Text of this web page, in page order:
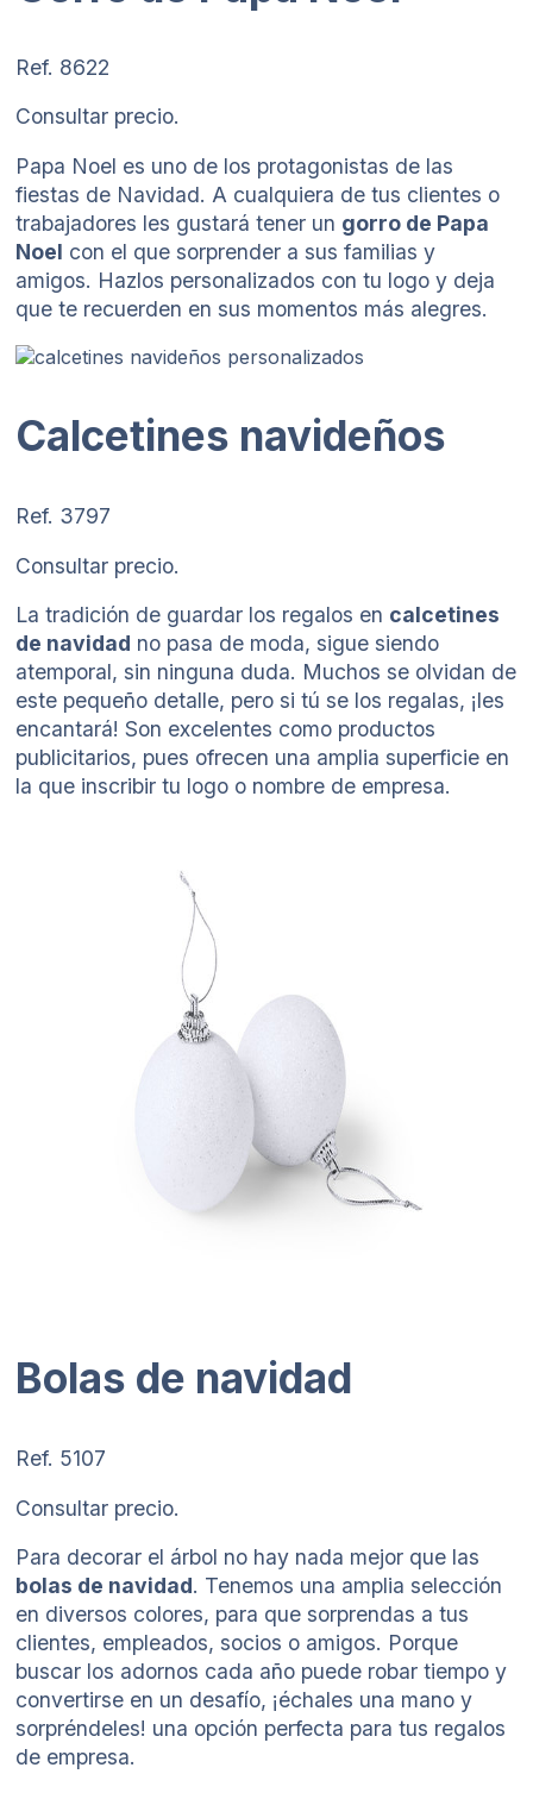
Ref. 8622
Consultar precio.
Papa Noel es uno de los protagonistas de las
fiestas de Navidad. A cualquiera de tus clientes o
trabajadores les gustará tener un gorro de Papa
Noel con el que sorprender a sus familias y
amigos. Hazlos personalizados con tu logo y deja
que te recuerden en sus momentos más alegres.
Calcetines navideños
Ref. 3797
Consultar precio.
La tradición de guardar los regalos en calcetines
de navidad no pasa de moda, sigue siendo
atemporal, sin ninguna duda. Muchos se olvidan de
este pequeño detalle, pero si tú se los regalas, ¡les
encantará! Son excelentes como productos
publicitarios, pues ofrecen una amplia superficie en
la que inscribir tu logo o nombre de empresa.
Bolas de navidad
Ref. 5107
Consultar precio.
Para decorar el árbol no hay nada mejor que las
bolas de navidad. Tenemos una amplia selección
en diversos colores, para que sorprendas a tus
clientes, empleados, socios o amigos. Porque
buscar los adornos cada año puede robar tiempo y
convertirse en un desafío, ¡échales una mano y
sorpréndeles! una opción perfecta para tus regalos
de empresa.